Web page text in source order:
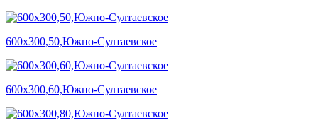
600х300,50,Южно-Султаевское
600х300,60,Южно-Султаевское